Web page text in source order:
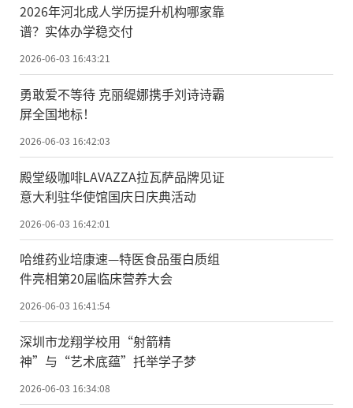
2026年河北成人学历提升机构哪家靠
谱？实体办学稳交付
2026-06-03 16:43:21
勇敢爱不等待 克丽缇娜携手刘诗诗霸
屏全国地标！
2026-06-03 16:42:03
殿堂级咖啡LAVAZZA拉瓦萨品牌见证
意大利驻华使馆国庆日庆典活动
2026-06-03 16:42:01
哈维药业培康速—特医食品蛋白质组
件亮相第20届临床营养大会
2026-06-03 16:41:54
深圳市龙翔学校用“射箭精
神”与“艺术底蕴”托举学子梦
2026-06-03 16:34:08